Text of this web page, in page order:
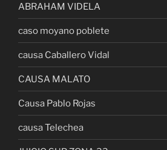
ABRAHAM VIDELA
caso moyano poblete
causa Caballero Vidal
CAUSA MALATO
Causa Pablo Rojas
causa Telechea